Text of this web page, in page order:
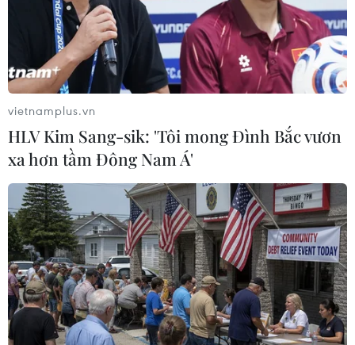
10 cầu thủ vừa cùng Đội tuyển U23 Việt Nam đăng quang tại
Giải Vô địch U23 Đông Nam Á 2023 trên đất Thái Lan hôm
26/8 vừa qua đều đã được góp mặt trong danh sách tập
trung. (Ảnh: Việt Anh/Vietnam+)
vietnamplus.vn
HLV Kim Sang-sik: 'Tôi mong Đình Bắc vươn
xa hơn tầm Đông Nam Á'